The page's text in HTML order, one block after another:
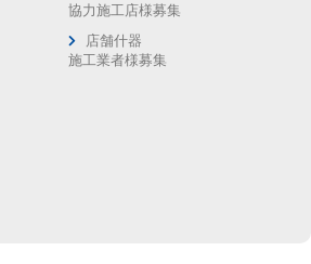
協力施工店様募集
店舗什器
施工業者様募集